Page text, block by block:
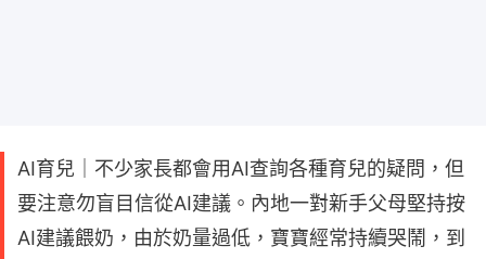
AI育兒｜不少家長都會用AI查詢各種育兒的疑問，但
要注意勿盲目信從AI建議。內地一對新手父母堅持按
AI建議餵奶，由於奶量過低，寶寶經常持續哭鬧，到